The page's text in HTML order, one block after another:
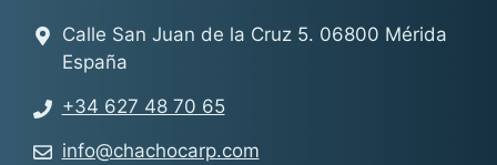
Calle San Juan de la Cruz 5. 06800 Mérida
España
+34 627 48 70 65
info@chachocarp.com